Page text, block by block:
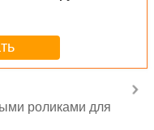
продажи
роликами для